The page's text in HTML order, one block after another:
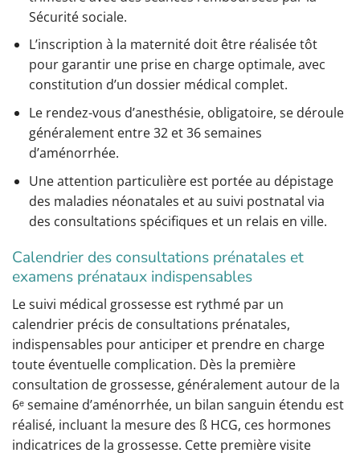
Sécurité sociale.
L’inscription à la maternité doit être réalisée tôt
pour garantir une prise en charge optimale, avec
constitution d’un dossier médical complet.
Le rendez-vous d’anesthésie, obligatoire, se déroule
généralement entre 32 et 36 semaines
d’aménorrhée.
Une attention particulière est portée au dépistage
des maladies néonatales et au suivi postnatal via
des consultations spécifiques et un relais en ville.
Calendrier des consultations prénatales et
examens prénataux indispensables
Le suivi médical grossesse est rythmé par un
calendrier précis de consultations prénatales,
indispensables pour anticiper et prendre en charge
toute éventuelle complication. Dès la première
consultation de grossesse, généralement autour de la
6ᵉ semaine d’aménorrhée, un bilan sanguin étendu est
réalisé, incluant la mesure des ß HCG, ces hormones
indicatrices de la grossesse. Cette première visite